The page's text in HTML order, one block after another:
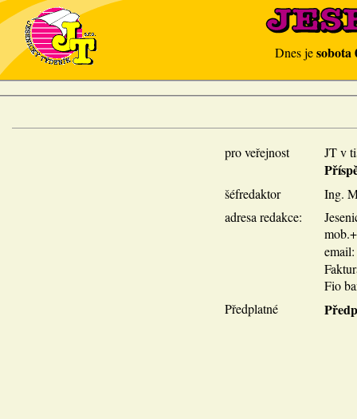
Dnes jesobota
pro veřejnost JT v
šéfredaktor
Ing.
adresa redakce:
email:
Fio
Předplatné